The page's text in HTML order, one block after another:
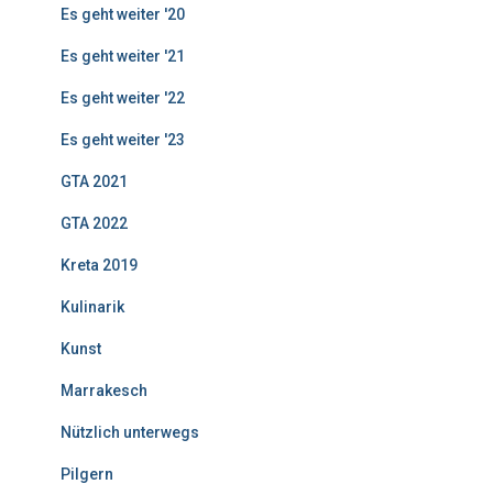
Es geht weiter '20
Es geht weiter '21
Es geht weiter '22
Es geht weiter '23
GTA 2021
GTA 2022
Kreta 2019
Kulinarik
Kunst
Marrakesch
Nützlich unterwegs
Pilgern